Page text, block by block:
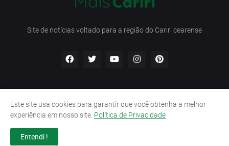
Site de notícias voltado para a região do Cariri cearense
Início Contato
Política de Privacidade
Termos e Condições
Este site usa cookies para garantir que você obtenha a melhor
experiência em nosso site. Política de Privacidade
Entendi !